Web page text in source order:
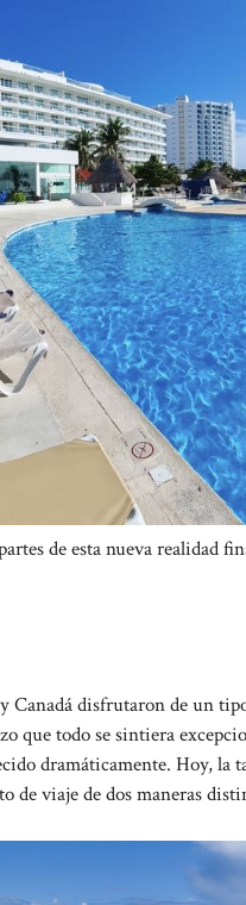
de esta nueva realidad
Canadá disfrutaron de un
que todo se sintiera
dramáticamente. Hoy, la
de viaje de dos maneras